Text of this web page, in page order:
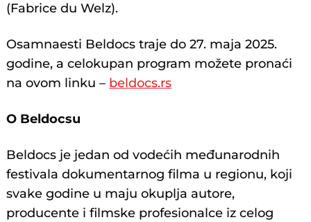
(Fabrice du Welz).
Osamnaesti Beldocs traje do 27. maja 2025.
godine, a celokupan program možete pronaći
na ovom linku – beldocs.rs
O Beldocsu
Beldocs je jedan od vodećih međunarodnih
festivala dokumentarnog filma u regionu, koji
svake godine u maju okuplja autore,
producente i filmske profesionalce iz celog